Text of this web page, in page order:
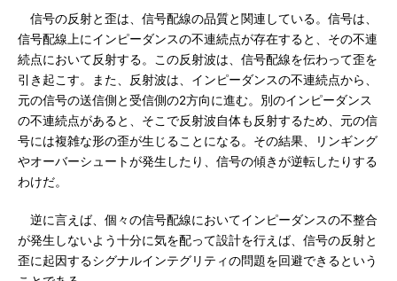
信号の反射と歪は、信号配線の品質と関連している。信号は、
信号配線上にインピーダンスの不連続点が存在すると、その不連
続点において反射する。この反射波は、信号配線を伝わって歪を
引き起こす。また、反射波は、インピーダンスの不連続点から、
元の信号の送信側と受信側の2方向に進む。別のインピーダンス
の不連続点があると、そこで反射波自体も反射するため、元の信
号には複雑な形の歪が生じることになる。その結果、リンギング
やオーバーシュートが発生したり、信号の傾きが逆転したりする
わけだ。
逆に言えば、個々の信号配線においてインピーダンスの不整合
が発生しないよう十分に気を配って設計を行えば、信号の反射と
歪に起因するシグナルインテグリティの問題を回避できるという